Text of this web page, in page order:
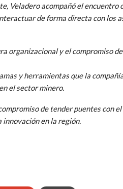
Veladero acompañó el encuentro
de forma directa con los
organizacional y el compromiso
y herramientas que la
el sector minero.
de tender puentes con
en la región.